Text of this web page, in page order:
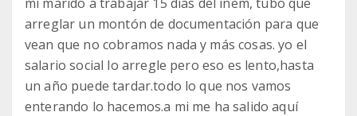
arreglar un montón de documentación para que
vean que no cobramos nada y más cosas. yo el
salario social lo arregle pero eso es lento,hasta
un año puede tardar.todo lo que nos vamos
enterando lo hacemos.a mi me ha salido aquí